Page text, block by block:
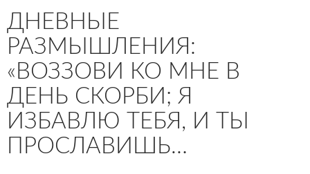
ДНЕВНЫЕ
РАЗМЫШЛЕНИЯ:
«ВОЗЗОВИ КО МНЕ В
ДЕНЬ СКОРБИ; Я
ИЗБАВЛЮ ТЕБЯ, И ТЫ
ПРОСЛАВИШЬ…